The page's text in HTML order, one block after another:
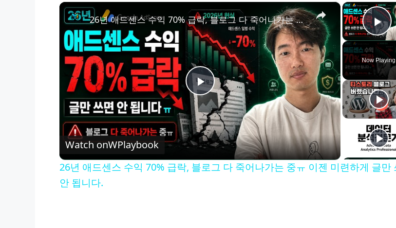
Now Playing
×
P
l
a
26년 애드센스 수익 70% 급락, 블로그 다 죽어나가는 중ㅠ 이젠 미련하게 글만 쓰면 안 됩니다.
Watch onWPlaybook
26년 애드센스 수익 70% 급락, 블로그 다 죽어나가는 중ㅠ 이젠 미련하게 글만
안 됩니다.